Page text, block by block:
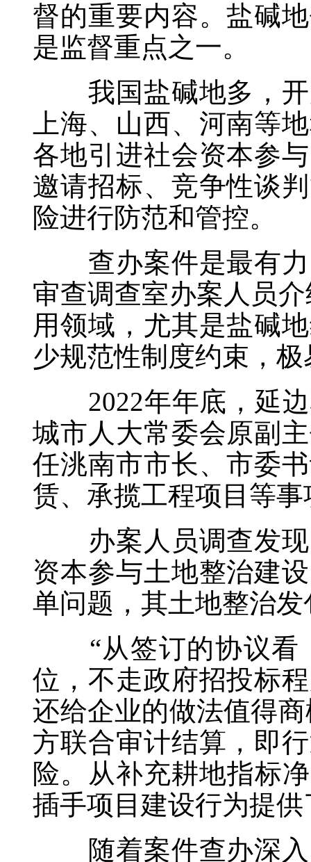
督的重要内容。盐碱
是监督重点之一。
我国盐碱地多，开
上海、山西、河南等
各地引进社会资本参
邀请招标、竞争性谈
险进行防范和管控。
查办案件是最有力
审查调查室办案人员
用领域，尤其是盐碱
少规范性制度约束，
2022年年底，延边
城市人大常委会原副
任洮南市市长、市委
赁、承揽工程项目等
办案人员调查发现
资本参与土地整治建
单问题，其土地整治
“从签订的协议看
位，不走政府招投标
还给企业的做法值得
方联合审计结算，即
险。从补充耕地指标
插手项目建设行为提
随着案件查办深入